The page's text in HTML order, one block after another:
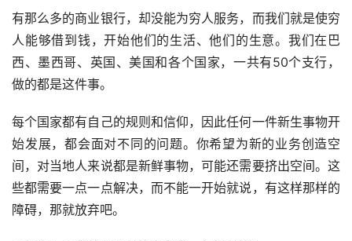
有那么多的商业银行，却没能为穷人服务，而我们就是使穷
人能够借到钱，开始他们的生活、他们的生意。我们在巴
西、墨西哥、英国、美国和各个国家，一共有50个支行，
做的都是这件事。
每个国家都有自己的规则和信仰，因此任何一件新生事物开
始发展，都会面对不同的问题。你希望为新的业务创造空
间，对当地人来说都是新鲜事物，可能还需要挤出空间。这
些都需要一点一点解决，而不能一开始就说，有这样那样的
障碍，那就放弃吧。